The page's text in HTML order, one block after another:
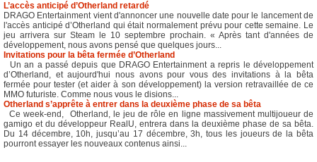
L’accès anticipé d’Otherland retardé
DRAGO Entertainment vient d'annoncer une nouvelle date pour le lancement de
l'accès anticipé d’Otherland qui était normalement prévu pour cette semaine. Le
jeu arrivera sur Steam le 10 septembre prochain. « Après tant d'années de
développement, nous avons pensé que quelques jours...
Invitations pour la bêta fermée d’Otherland
Un an a passé depuis que DRAGO Entertainment a repris le développement
d’Otherland, et aujourd'hui nous avons pour vous des invitations à la bêta
fermée pour tester (et aider à son développement) la version retravaillée de ce
MMO futuriste. Comme nous vous le disions...
Otherland s’apprête à entrer dans la deuxième phase de sa bêta
Ce week-end, Otherland, le jeu de rôle en ligne massivement multijoueur de
gamigo et du développeur RealU, entrera dans la deuxième phase de sa bêta.
Du 14 décembre, 10h, jusqu’au 17 décembre, 3h, tous les joueurs de la bêta
pourront essayer les nouveaux contenus ainsi...